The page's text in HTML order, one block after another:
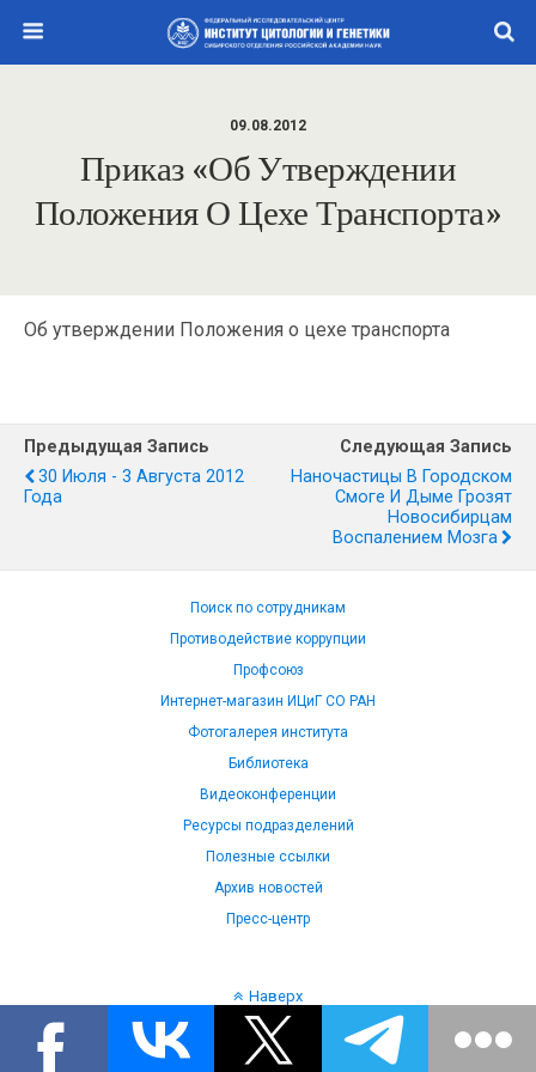
09.08.2012
Приказ «Об Утверждении
Положения О Цехе Транспорта»
Об утверждении Положения о цехе транспорта
Предыдущая Запись
30 Июля - 3 Августа 2012
Года
Следующая Запись
Наночастицы В Городском
Смоге И Дыме Грозят
Новосибирцам
Воспалением Мозга
Поиск по сотрудникам
Противодействие коррупции
Профсоюз
Интернет-магазин ИЦиГ СО РАН
Фотогалерея института
Библиотека
Видеоконференции
Ресурсы подразделений
Полезные ссылки
Архив новостей
Пресс-центр
Наверх